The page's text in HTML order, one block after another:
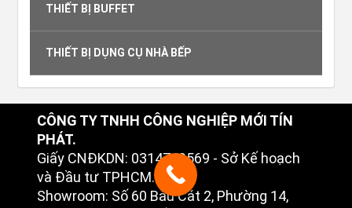
THIẾT BỊ BUFFET
THIẾT BỊ DỤNG CỤ NHÀ BẾP
CÔNG TY TNHH CÔNG NGHIỆP MỚI TÍN
PHÁT.
Giấy CNĐKDN: 0314749569 - Sở Kế hoạch
và Đầu tư TPHCM.
Showroom: Số 60 Bàu Cát 2, Phường 14,